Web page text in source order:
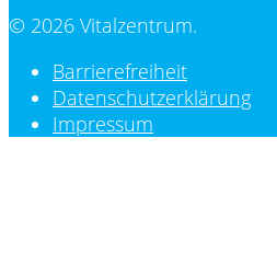
© 2026 Vitalzentrum.
Barrierefreiheit
Datenschutzerklärung
Impressum